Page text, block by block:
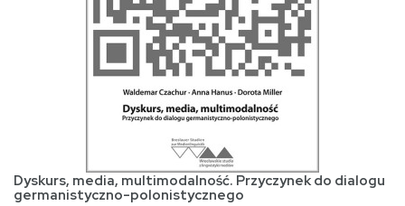
Dyskurs, media, multimodalność. Przyczynek do dialogu
germanistyczno-polonistycznego